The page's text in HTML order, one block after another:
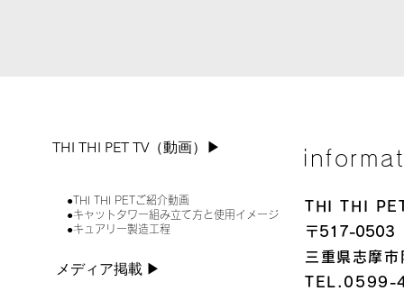
THI THI PET TV（動画）▶︎
●THI THI PETご紹介動画
●キャットタワー組み立て方と使用イメージ
●キュアリー製造工程
メディア掲載 ▶︎
THI THI
〒517-0503
三重県志摩
TEL.0599-